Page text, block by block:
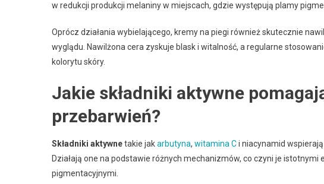
w redukcji produkcji melaniny w miejscach, gdzie występują plamy
Oprócz działania wybielającego, kremy na piegi również skutecznie
wyglądu. Nawilżona cera zyskuje blask i witalność, a regularne
kolorytu skóry.
Jakie składniki aktywne
przebarwień?
Składniki aktywnetakie jakarbutyna, witamina Ci niacynamid
Działają one na podstawie różnych mechanizmów, co czyni je
pigmentacyjnymi.